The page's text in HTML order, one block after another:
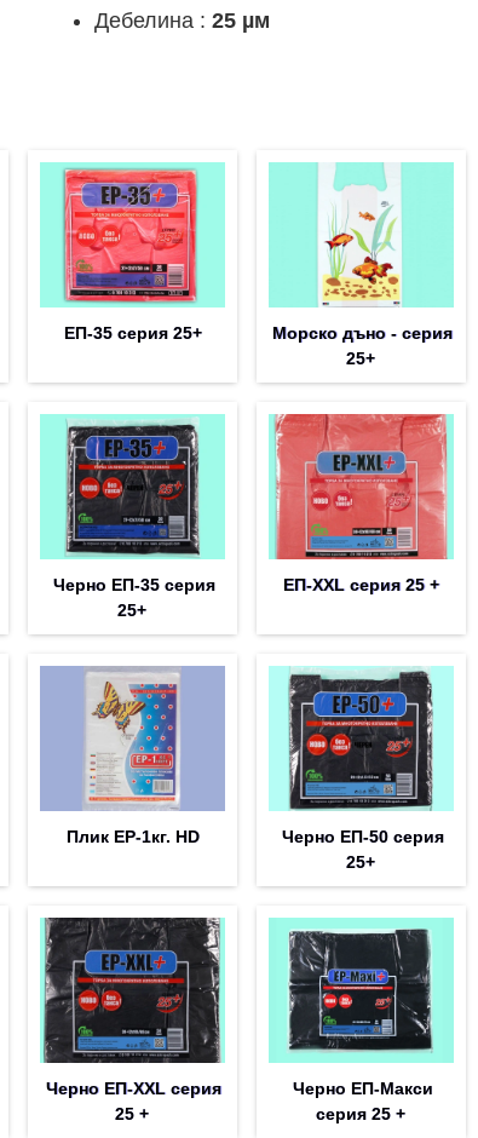
Дебелина :25 µм
ЕП-35 серия 25+
Морско дъно - серия
25+
Черно ЕП-35 серия
25+
ЕП-XXL серия 25 +
Плик EP-1кг. HD
Черно ЕП-50 серия
25+
Черно ЕП-XXL серия
25 +
Черно ЕП-Макси
серия 25 +